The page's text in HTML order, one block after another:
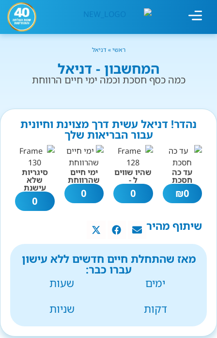
ראשי» דניאל
המחשבון - דניאל
כמה כסף חסכת וכמה ימי חיים הרווחת
נהדר! דניאל עשית דרך מצוינת וחיונית
עבור הבריאות שלך
עד כה
חסכת
0
₪
שהיו שווים
ל -
0
ימי חיים
שהרווחת
0
סיגריות
שלא
עישנת
0
שיתוף מהיר
מאז שהתחלת חיים חדשים ללא עישון
עברו כבר:
ימים
שעות
דקות
שניות